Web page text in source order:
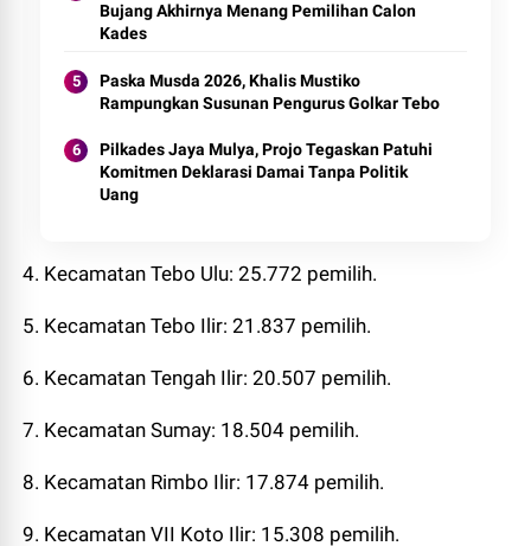
Bujang Akhirnya Menang Pemilihan Calon
Kades
Paska Musda 2026, Khalis Mustiko
Rampungkan Susunan Pengurus Golkar Tebo
Pilkades Jaya Mulya, Projo Tegaskan Patuhi
Komitmen Deklarasi Damai Tanpa Politik
Uang
4. Kecamatan Tebo Ulu: 25.772 pemilih.
5. Kecamatan Tebo Ilir: 21.837 pemilih.
6. Kecamatan Tengah Ilir: 20.507 pemilih.
7. Kecamatan Sumay: 18.504 pemilih.
8. Kecamatan Rimbo Ilir: 17.874 pemilih.
9. Kecamatan VII Koto Ilir: 15.308 pemilih.